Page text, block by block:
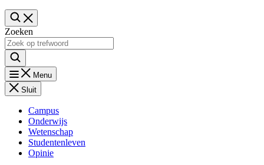
Zoeken
Menu
Sluit
Campus
Onderwijs
Wetenschap
Studentenleven
Opinie